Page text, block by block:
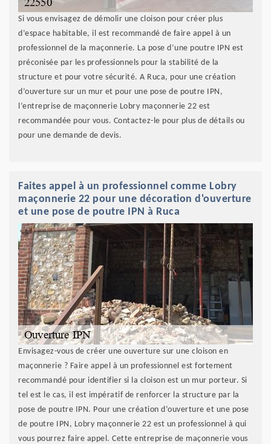
Si vous envisagez de démolir une cloison pour créer plus
d’espace habitable, il est recommandé de faire appel à un
professionnel de la maçonnerie. La pose d’une poutre IPN est
préconisée par les professionnels pour la stabilité de la
structure et pour votre sécurité. A Ruca, pour une création
d’ouverture sur un mur et pour une pose de poutre IPN,
l’entreprise de maçonnerie Lobry maçonnerie 22 est
recommandée pour vous. Contactez-le pour plus de détails ou
pour une demande de devis.
Faites appel à un professionnel comme Lobry
maçonnerie 22 pour une décoration d'ouverture
et une pose de poutre IPN à Ruca
Envisagez-vous de créer une ouverture sur une cloison en
maçonnerie ? Faire appel à un professionnel est fortement
recommandé pour identifier si la cloison est un mur porteur. Si
tel est le cas, il est impératif de renforcer la structure par la
pose de poutre IPN. Pour une création d’ouverture et une pose
de poutre IPN, Lobry maçonnerie 22 est un professionnel à qui
vous pourrez faire appel. Cette entreprise de maçonnerie vous